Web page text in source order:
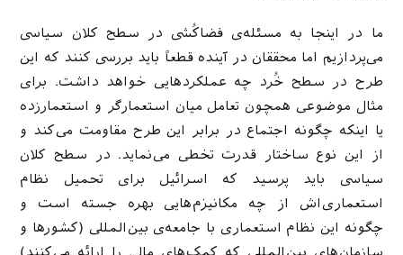
ما در اینجا به مسئله‌ی فضاکُشی در سطح کلان سیاسی
می‌پردازیم اما محققان در آینده قطعاً باید بررسی کنند که این
طرح در سطح خُرد چه عملکردهایی خواهد داشت. برای
مثال موضوعی همچون تعامل میان استعمارگر و استعمارزده
یا اینکه چگونه اجتماع در برابر این طرح مقاومت می‌کند و
از این نوع ساختار قدرت تخطی می‌نماید. در سطح کلان
سیاسی باید پرسید که اسرائیل برای تحمیل نظام
استعماری‌اش از چه مکانیزم‌هایی بهره جسته است و
چگونه این نظام استعماری با جامعه‌ی بین‌المللی (کشورها و